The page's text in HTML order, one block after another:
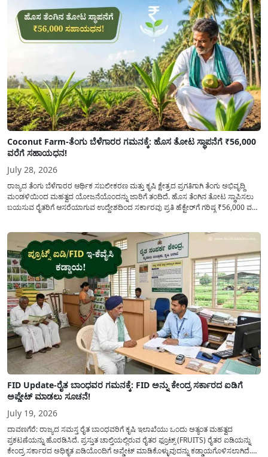
Coconut Farm-ತೆಂಗು ಬೆಳೆಗಾರರ ಗಮನಕ್ಕೆ: ಹೊಸ ತೋಟ ಸ್ಥಾಪನೆಗೆ ₹56,000
ವರೆಗೆ ಸಹಾಯಧನ!
July 28, 2026
ರಾಜ್ಯದ ತೆಂಗು ಬೆಳೆಗಾರರ ಆರ್ಥಿಕ ಸಬಲೀಕರಣ ಮತ್ತು ಕೃಷಿ ಕ್ಷೇತ್ರದ ಪ್ರಗತಿಗಾಗಿ ತೆಂಗು ಅಭಿವೃದ್ದಿ
ಮಂಡಳಿಯಿಂದ ಮಹತ್ವದ ಯೋಜನೆಯೊಂದನ್ನು ಜಾರಿಗೆ ತಂದಿದೆ. ಹೊಸ ತೆಂಗಿನ ತೋಟ ಸ್ಥಾಪಿಸಲು
ಬಯಸುವ ರೈತರಿಗೆ ಆಸರೆಯಾಗುವ ಉದ್ದೇಶದಿಂದ ಸರ್ಕಾರವು ಪ್ರತಿ ಹೆಕ್ಟೇರ್‌ಗೆ ಗರಿಷ್ಠ ₹56,000 ವರೆಗೆ
FID Update-ರೈತ ಬಾಂಧವರ ಗಮನಕ್ಕೆ: FID ಅನ್ನು ಕೇಂದ್ರ ಸರ್ಕಾರದ ಐಡಿಗೆ
ಅಪ್ಡೇಟ್ ಮಾಡಲು ಸೂಚನೆ!
July 19, 2026
ದಾವಣಗೆರೆ: ರಾಜ್ಯದ ಸಮಸ್ತ ರೈತ ಬಾಂಧವರಿಗೆ ಕೃಷಿ ಇಲಾಖೆಯು ಒಂದು ಅತ್ಯಂತ ಮಹತ್ವದ
ಪ್ರಕಟಣೆಯನ್ನು ಹೊರಡಿಸಿದೆ. ಪ್ರಸ್ತುತ ಚಾಲ್ತಿಯಲ್ಲಿರುವ ರೈತರ ಫ್ರೂಟ್ಸ್ (FRUITS) ರೈತರ ಐಡಿಯನ್ನು
ಕೇಂದ್ರ ಸರ್ಕಾರದ ಅಧಿಕೃತ ಐಡಿಯೊಂದಿಗೆ ಅಪ್ಡೇಟ್ ಮಾಡಿಕೊಳ್ಳುವುದನ್ನು ಕಡ್ಡಾಯಗೊಳಿಸಲಾಗಿದೆ.